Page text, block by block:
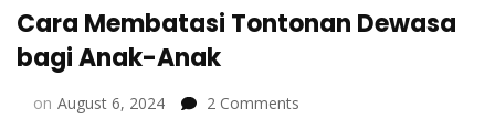
Cara Membatasi Tontonan Dewasa
bagi Anak-Anak
on August 6, 2024 2 Comments